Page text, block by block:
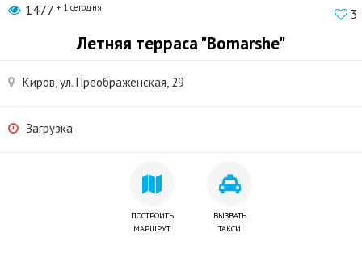
1477 + 1 сегодня 3
Летняя терраса "Bomarshe"
Киров, ул. Преображенская, 29
Загрузка
ПОСТРОИТЬ
МАРШРУТ
ВЫЗВАТЬ
ТАКСИ